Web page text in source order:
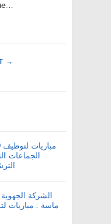
→
الجماعات
الشركة